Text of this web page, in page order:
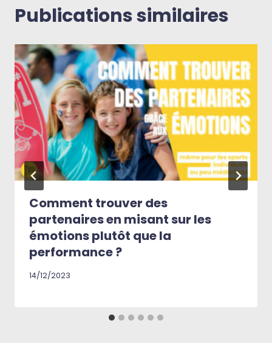
Publications similaires
Comment trouver des
partenaires en misant sur les
émotions plutôt que la
performance ?
14/12/2023